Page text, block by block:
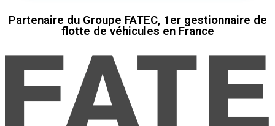
Partenaire du Groupe FATEC, 1er gestionnaire de
flotte de véhicules en France